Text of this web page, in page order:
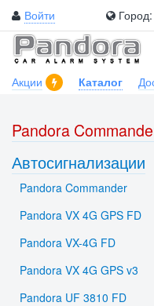
Войти Город:
Акции
Каталог
Pandora
Автосигнализации
Pandora Commander
Pandora VX 4G GPS FD
Pandora VX-4G FD
Pandora VX 4G GPS v3
Pandora UF 3810 FD